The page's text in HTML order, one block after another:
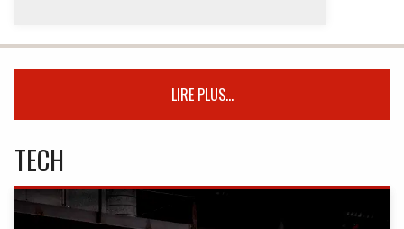
LIRE PLUS...
TECH